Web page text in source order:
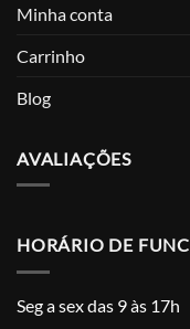
Minha conta
Carrinho
Blog
AVALIAÇÕES
HORÁRIO DE
Seg a sex das 9 às 17h